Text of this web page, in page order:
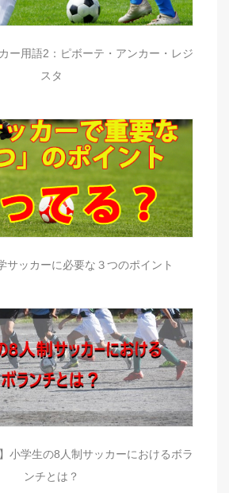
ー用語2：ピボーテ・アンカー・レジ
スタ
サッカーに必要な３つのポイント
小学生の8人制サッカーにおけるボラ
ンチとは？